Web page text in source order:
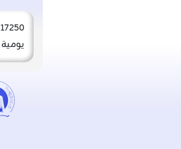
17250
يومية